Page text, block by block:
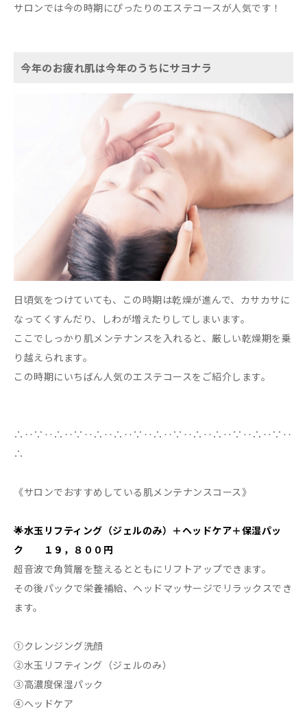
サロンでは今の時期にぴったりのエステコースが人気です！
今年のお疲れ肌は今年のうちにサヨナラ
日頃気をつけていても、この時期は乾燥が進んで、カサカサに
なってくすんだり、しわが増えたりしてしまいます。
ここでしっかり肌メンテナンスを入れると、厳しい乾燥期を乗
り越えられます。
この時期にいちばん人気のエステコースをご紹介します。
∴‥∵‥∴‥∵‥∴‥∴‥∵‥∴‥∵‥∴‥∴‥∵‥∴‥∵‥
∴
《サロンでおすすめしている肌メンテナンスコース》
🌟水玉リフティング（ジェルのみ）＋ヘッドケア＋保湿パッ
ク １９，８００円
超音波で角質層を整えるとともにリフトアップできます。
その後パックで栄養補給、ヘッドマッサージでリラックスでき
ます。
①クレンジング洗顔
②水玉リフティング（ジェルのみ）
③高濃度保湿パック
④ヘッドケア